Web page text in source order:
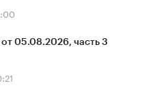
05.08.2026, часть 3